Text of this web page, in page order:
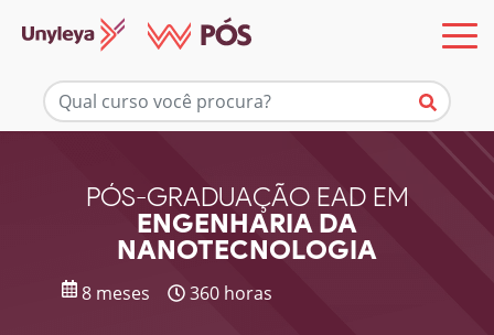
PÓS-GRADUAÇÃO EAD EM
ENGENHARIA DA
NANOTECNOLOGIA
8 meses 360 horas
Mais informações